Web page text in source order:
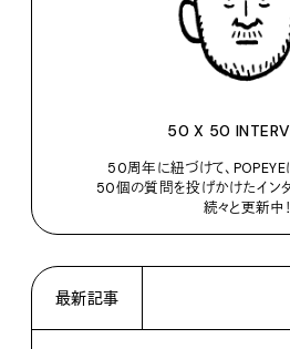
50 X 50
50周年に紐づけて、
50個の質問を投げかけたイン
続々と更新中！
最新記事